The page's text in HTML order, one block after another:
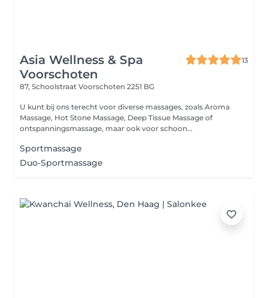
Asia Wellness & Spa
Voorschoten
13
87, Schoolstraat Voorschoten 2251 BG
U kunt bij ons terecht voor diverse massages, zoals Aroma
Massage, Hot Stone Massage, Deep Tissue Massage of
ontspanningsmassage, maar ook voor schoon...
Sportmassage
Duo-Sportmassage